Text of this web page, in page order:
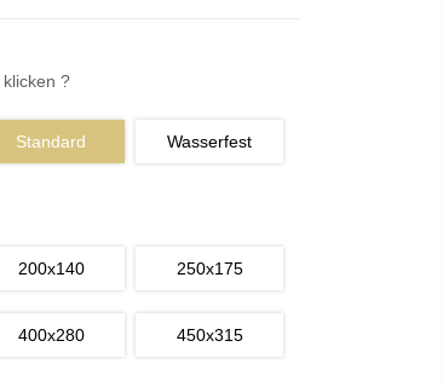
?
Standard Wasserfest
200x140 250x175
400x280 450x315